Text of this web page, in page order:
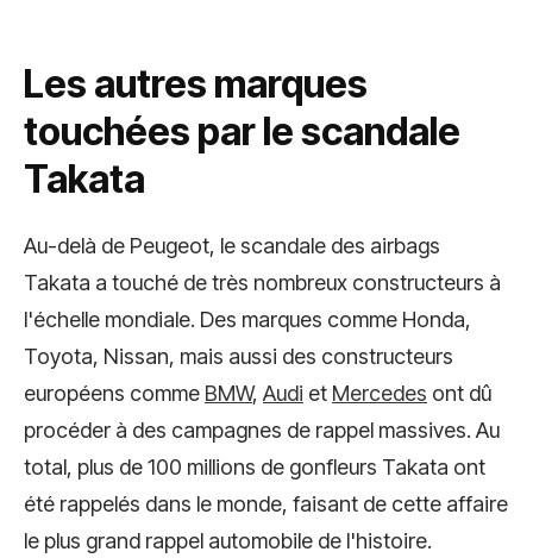
Les autres marques
touchées par le scandale
Takata
Au-delà de Peugeot, le scandale des airbags
Takata a touché de très nombreux constructeurs à
l'échelle mondiale. Des marques comme Honda,
Toyota, Nissan, mais aussi des constructeurs
européens comme BMW, Audi et Mercedes ont dû
procéder à des campagnes de rappel massives. Au
total, plus de 100 millions de gonfleurs Takata ont
été rappelés dans le monde, faisant de cette affaire
le plus grand rappel automobile de l'histoire.